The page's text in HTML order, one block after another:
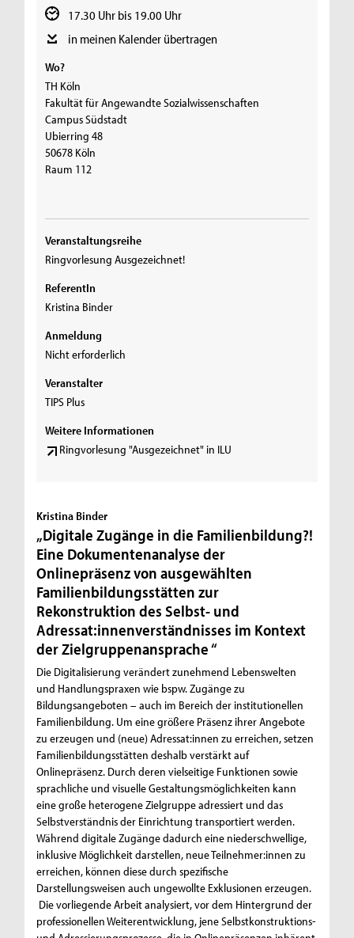
17.30 Uhr bis 19.00 Uhr
in meinen Kalender übertragen
Wo?
TH Köln
Fakultät für Angewandte Sozialwissenschaften
Campus Südstadt
Ubierring 48
50678 Köln
Raum 112
Veranstaltungsreihe
Ringvorlesung Ausgezeichnet!
ReferentIn
Kristina Binder
Anmeldung
Nicht erforderlich
Veranstalter
TIPS Plus
Weitere Informationen
Ringvorlesung "Ausgezeichnet" in ILU
Kristina Binder
„Digitale Zugänge in die Familienbildung?!
Eine Dokumentenanalyse der
Onlinepräsenz von ausgewählten
Familienbildungsstätten zur
Rekonstruktion des Selbst- und
Adressat:innenverständnisses im Kontext
der Zielgruppenansprache “
Die Digitalisierung verändert zunehmend Lebenswelten
und Handlungspraxen wie bspw. Zugänge zu
Bildungsangeboten – auch im Bereich der institutionellen
Familienbildung. Um eine größere Präsenz ihrer Angebote
zu erzeugen und (neue) Adressat:innen zu erreichen, setzen
Familienbildungsstätten deshalb verstärkt auf
Onlinepräsenz. Durch deren vielseitige Funktionen sowie
sprachliche und visuelle Gestaltungsmöglichkeiten kann
eine große heterogene Zielgruppe adressiert und das
Selbstverständnis der Einrichtung transportiert werden.
Während digitale Zugänge dadurch eine niederschwellige,
inklusive Möglichkeit darstellen, neue Teilnehmer:innen zu
erreichen, können diese durch spezifische
Darstellungsweisen auch ungewollte Exklusionen erzeugen.
Die vorliegende Arbeit analysiert, vor dem Hintergrund der
professionellen Weiterentwicklung, jene Selbstkonstruktions-